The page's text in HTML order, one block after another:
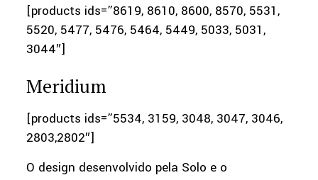
[products ids=”8619, 8610, 8600, 8570, 5531,
5520, 5477, 5476, 5464, 5449, 5033, 5031,
3044″]
Meridium
[products ids=”5534, 3159, 3048, 3047, 3046,
2803,2802″]
O design desenvolvido pela Solo e o